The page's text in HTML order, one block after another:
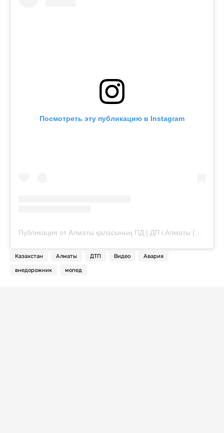
Посмотреть эту публикацию в Instagram
Казахстан Алматы ДТП Видео Авария
внедорожник мопед